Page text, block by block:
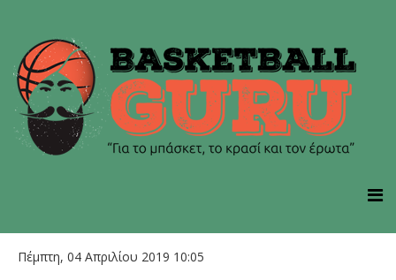
Πέμπτη, 04 Απριλίου 2019 10:05